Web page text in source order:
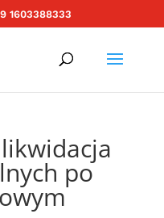
1603388333
po